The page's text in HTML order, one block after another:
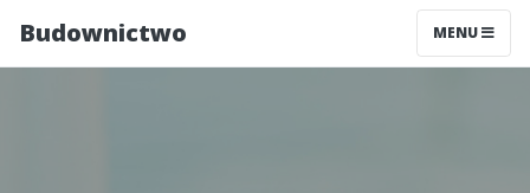
Budownictwo MENU